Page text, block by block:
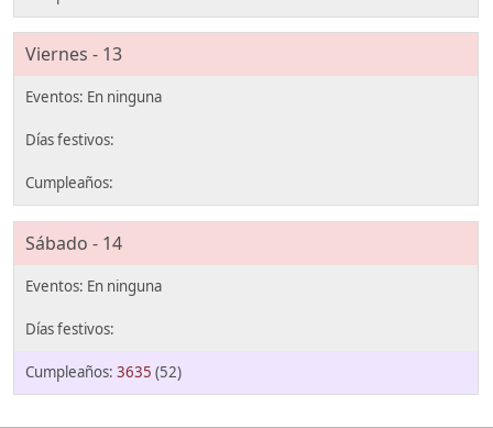
Viernes - 13
Sábado - 14
3635 (52)